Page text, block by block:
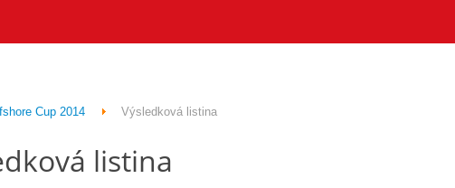
Cup 2014 Výsledková listina
listina